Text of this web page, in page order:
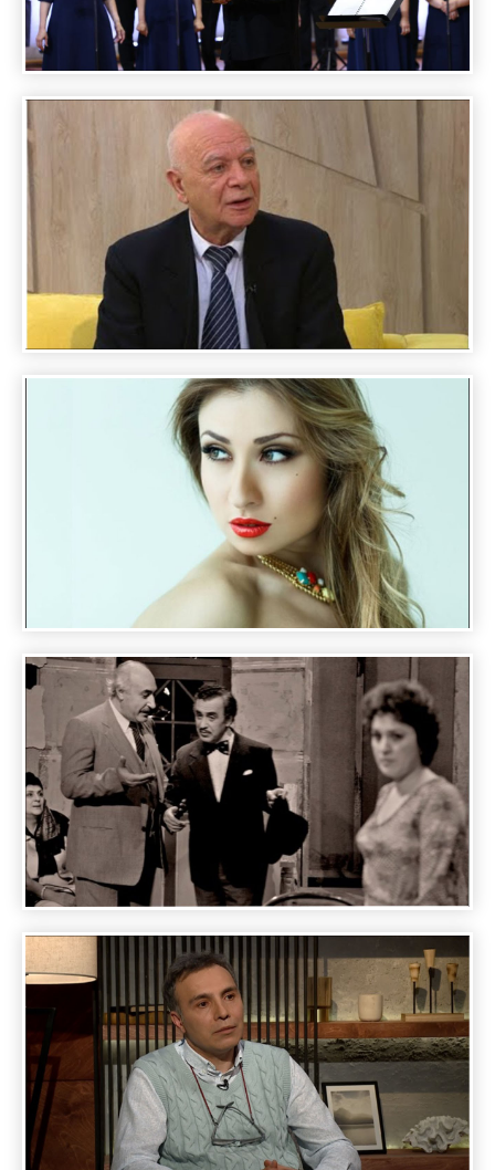
A DAY WITH FAMOUS PEOPLE - ROBERT
MLKEYAN
A DAY WITH FAMOUS PEOPLE - NORAYR
ZHAMHARYAN
A DAY WITH FAMOUS PEOPLE - MARGARITA
POZOYAN
A DAY WITH FAMOUS PEOPLE - KARP
KHACHVANKYAN